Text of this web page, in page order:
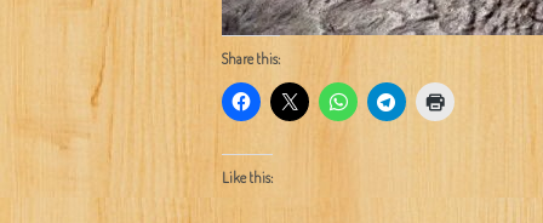
Share this:
Like this: